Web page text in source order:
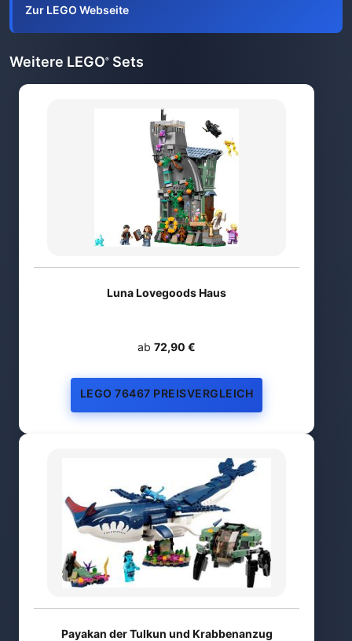
Zur LEGO Webseite
Weitere LEGO® Sets
Luna Lovegoods Haus
ab 72,90 €
LEGO 76467 PREISVERGLEICH
Payakan der Tulkun und Krabbenanzug